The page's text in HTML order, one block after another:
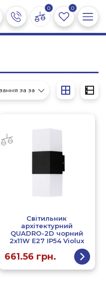
0 0
Світильник
архітектурний
QUADRO-2D чорний
2х11W Е27 IP54 Violux
661.56 грн.